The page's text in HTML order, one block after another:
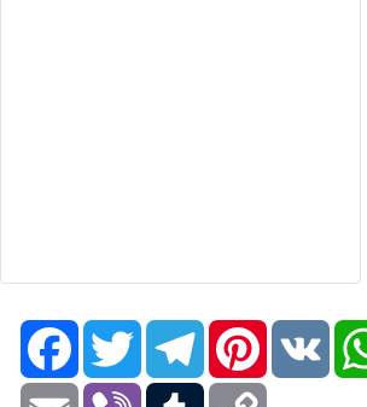
FacebookTwitter TelegramPinterestVK
Email Viber Tumblr